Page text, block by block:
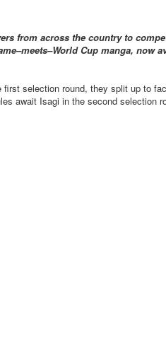
from across the country to
Cup manga, now
selection round, they split up to
await Isagi in the second selection